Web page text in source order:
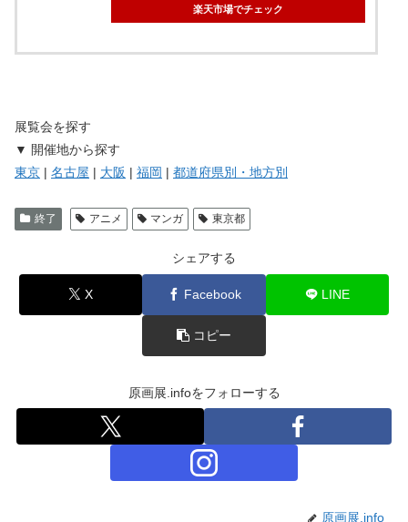
楽天市場でチェック
展覧会を探す
▼ 開催地から探す
東京 | 名古屋 | 大阪 | 福岡 | 都道府県別・地方別
終了 アニメ マンガ 東京都
シェアする
X Facebook LINE
コピー
原画展.infoをフォローする
原画展.info